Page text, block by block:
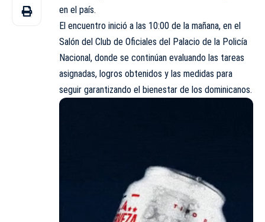
en el país.
El encuentro inició a las 10:00 de la mañana, en el
Salón del Club de Oficiales del Palacio de la Policía
Nacional, donde se continúan evaluando las tareas
asignadas, logros obtenidos y las medidas para
seguir garantizando el bienestar de los dominicanos.